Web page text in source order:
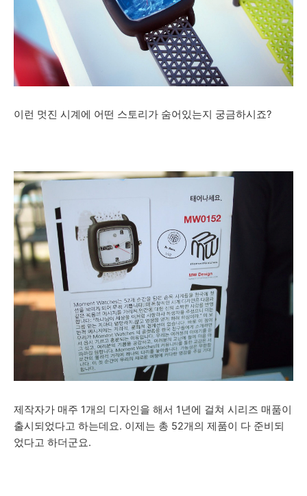
이런 멋진 시계에 어떤 스토리가 숨어있는지 궁금하시죠?
제작자가 매주 1개의 디자인을 해서 1년에 걸쳐 시리즈 매품이
출시되었다고 하는데요. 이제는 총 52개의 제품이 다 준비되
었다고 하더군요.